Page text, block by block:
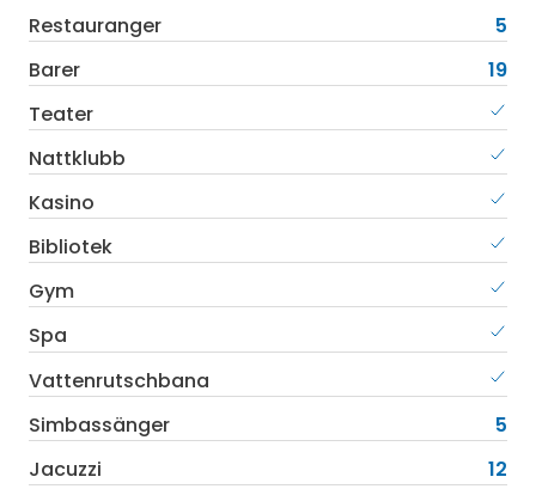
Restauranger
5
Barer
19
Teater
Nattklubb
Kasino
Bibliotek
Gym
Spa
Vattenrutschbana
Simbassänger
5
Jacuzzi
12